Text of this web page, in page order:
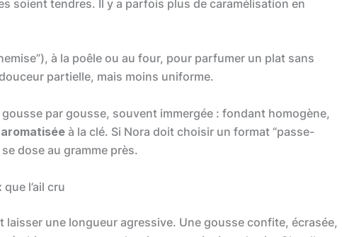
soient tendres. Il y a parfois plus de caramélisation en
à la poêle ou au four, pour parfumer un plat sans
partielle, mais moins uniforme.
par gousse, souvent immergée : fondant homogène,
à la clé. Si Nora doit choisir un format “passe-
dose au gramme près.
l’ail cru
laisser une longueur agressive. Une gousse confite, écrasée,